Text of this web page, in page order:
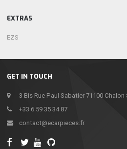
GET IN TOUCH
3 Bis Rue Paul Sabatier 71100 Chalon
+33 6 59 35 34 87
contact@ecarpieces.fr
EXTRAS
EZS